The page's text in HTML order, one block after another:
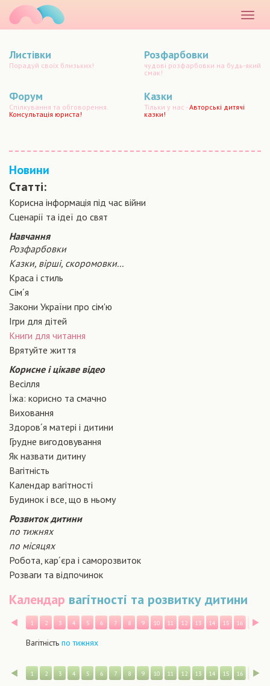
меню
Листівки
Порадуй своїх близьких!
Розфарбовки
чудові розфарбовки на будь-який
смак!
Форум
Спілкування та обговорення.
Консультація юриста!
Казки
Тільки у нас -Авторські дитячі
казки!
Новини
Статті:
Корисна інформація під час війни
Сценарiї та iдеї до свят
Навчання
Розфарбовки
Казки, вірші, скоромовки...
Краса і стиль
Сiм´я
Закони України про сiм'ю
Ігри для дітей
Книги для читання
Врятуйте життя
Корисне і цікаве відео
Весілля
Їжа: корисно та смачно
Виховання
Здоров´я матері і дитини
Грудне вигодовування
Як назвати дитину
Вагiтнiсть
Календар вагітності
Будинок і все, що в ньому
Розвиток дитини
по тижнях
по місяцях
Робота, кар´єра і саморозвиток
Розваги та відпочинок
Календар вагітності та розвитку дитини
Назад
1 2 3 4 5 6 7 8 9 10 11 12 13 14 15 16 17
Вагітність по тижнях
Назад
1 2 3 4 5 6 7 8 9 10 11 12 13 14 15 16 17